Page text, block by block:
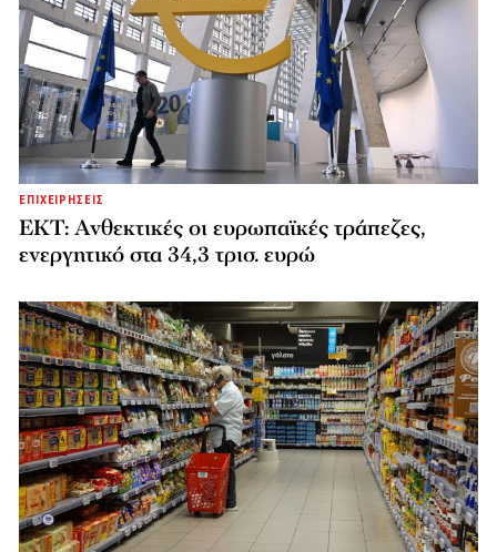
ΕΠΙΧΕΙΡΗΣΕΙΣ
ΕΚΤ: Ανθεκτικές οι ευρωπαϊκές τράπεζες,
ενεργητικό στα 34,3 τρισ. ευρώ